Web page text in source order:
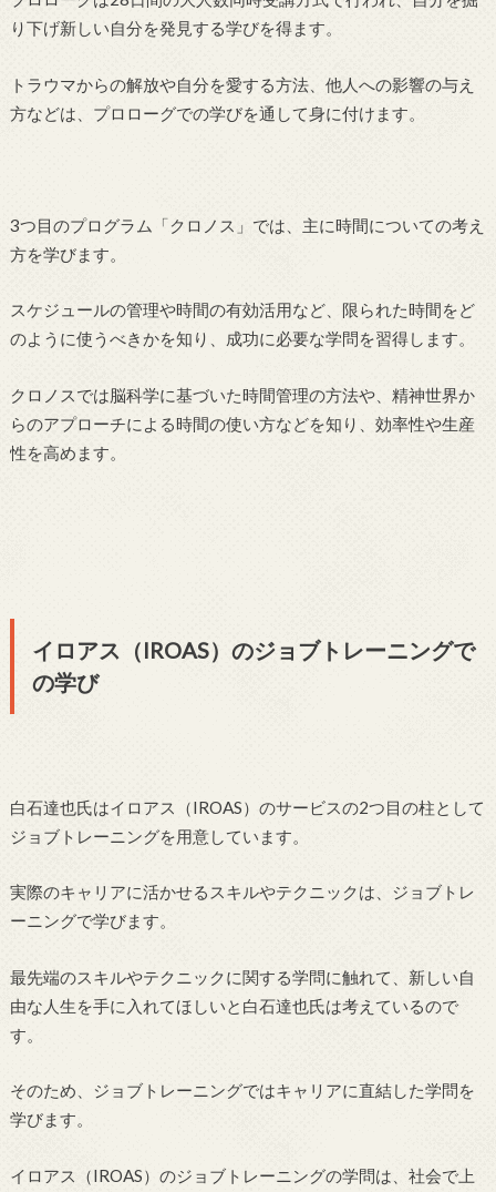
り下げ新しい自分を発見する学びを得ます。
トラウマからの解放や自分を愛する方法、他人への影響の与え
方などは、プロローグでの学びを通して身に付けます。
3つ目のプログラム「クロノス」では、主に時間についての考え
方を学びます。
スケジュールの管理や時間の有効活用など、限られた時間をど
のように使うべきかを知り、成功に必要な学問を習得します。
クロノスでは脳科学に基づいた時間管理の方法や、精神世界か
らのアプローチによる時間の使い方などを知り、効率性や生産
性を高めます。
イロアス（IROAS）のジョブトレーニングで
の学び
白石達也氏はイロアス（IROAS）のサービスの2つ目の柱として
ジョブトレーニングを用意しています。
実際のキャリアに活かせるスキルやテクニックは、ジョブトレ
ーニングで学びます。
最先端のスキルやテクニックに関する学問に触れて、新しい自
由な人生を手に入れてほしいと白石達也氏は考えているので
す。
そのため、ジョブトレーニングではキャリアに直結した学問を
学びます。
イロアス（IROAS）のジョブトレーニングの学問は、社会で上